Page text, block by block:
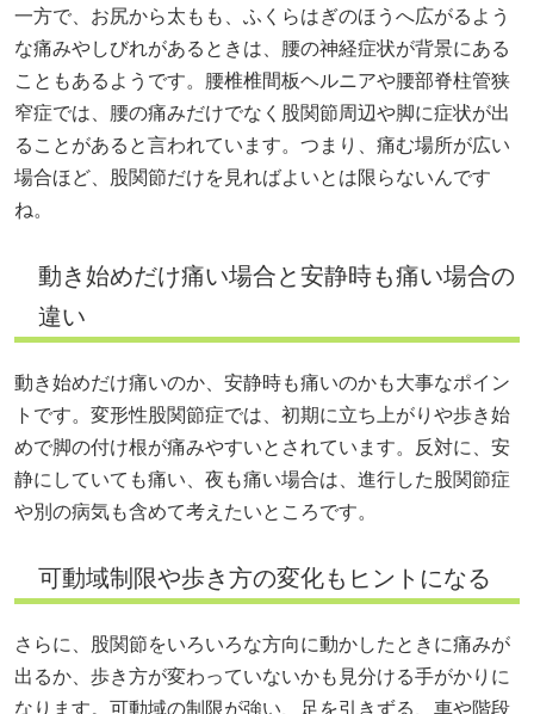
一方で、お尻から太もも、ふくらはぎのほうへ広がるよう
な痛みやしびれがあるときは、腰の神経症状が背景にある
こともあるようです。腰椎椎間板ヘルニアや腰部脊柱管狭
窄症では、腰の痛みだけでなく股関節周辺や脚に症状が出
ることがあると言われています。つまり、痛む場所が広い
場合ほど、股関節だけを見ればよいとは限らないんです
ね。
動き始めだけ痛い場合と安静時も痛い場合の
違い
動き始めだけ痛いのか、安静時も痛いのかも大事なポイン
トです。変形性股関節症では、初期に立ち上がりや歩き始
めで脚の付け根が痛みやすいとされています。反対に、安
静にしていても痛い、夜も痛い場合は、進行した股関節症
や別の病気も含めて考えたいところです。
可動域制限や歩き方の変化もヒントになる
さらに、股関節をいろいろな方向に動かしたときに痛みが
出るか、歩き方が変わっていないかも見分ける手がかりに
なります。可動域の制限が強い、足を引きずる、車や階段